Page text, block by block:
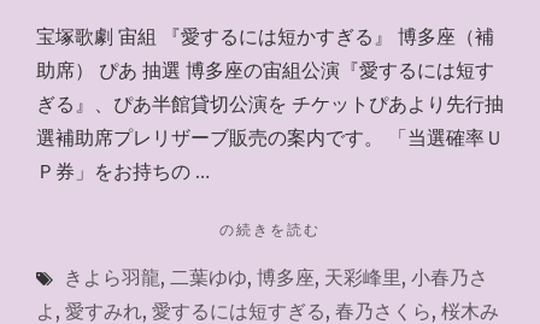
宝塚歌劇 宙組 『愛するには短かすぎる』 博多座（補
助席） ぴあ 抽選 博多座の宙組公演『愛するには短す
ぎる』、ぴあ半館貸切公演を チケットぴあより先行抽
選補助席プレリザーブ販売の案内です。 「当選確率Ｕ
Ｐ券」をお持ちの …
"チ
ッ
ト
の続きを読む
きよら羽龍, 二葉ゆゆ, 博多座, 天彩峰里, 小春乃さ
よ , 愛すみれ, 愛するには短すぎる, 春乃さくら, 桜木み